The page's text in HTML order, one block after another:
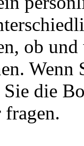
ob
Wenn
die